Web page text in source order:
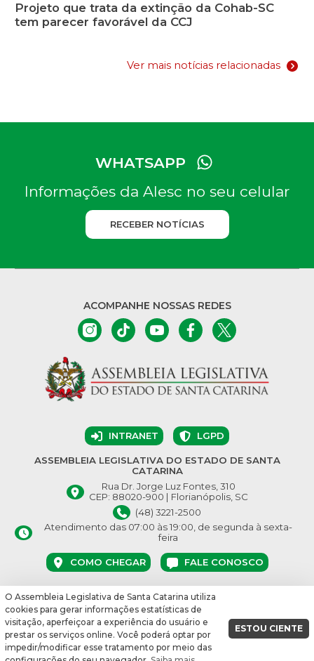
Projeto que trata da extinção da Cohab-SC
tem parecer favorável da CCJ
Ver mais notícias relacionadas
WHATSAPP
Informações da Alesc no seu celular
RECEBER NOTÍCIAS
ACOMPANHE NOSSAS REDES
INTRANET LGPD
ASSEMBLEIA LEGISLATIVA DO ESTADO DE SANTA
CATARINA
Rua Dr. Jorge Luz Fontes, 310
CEP: 88020-900 | Florianópolis, SC
(48) 3221-2500
Atendimento das 07:00 às 19:00, de segunda à sexta-
feira
COMO CHEGAR FALE CONOSCO
© Assembleia Legislativa do Estado de Santa Catarina 2026.
Desenvolvido por:
vbuild 17609
O Assembleia Legislativa de Santa Catarina utiliza
cookies para gerar informações estatísticas de
visitação, aperfeiçoar a experiência do usuário e
prestar os serviços online. Você poderá optar por
impedir/modificar esse tratamento por meio das
ESTOU CIENTE